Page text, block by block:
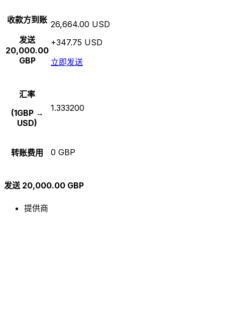
收款方到账
发送
20,000.00
GBP
26,664.00 USD
+347.75 USD
立即发送
汇率
(1GBP →
USD)
1.333200
转账费用 0 GBP
发送 20,000.00 GBP
提供商